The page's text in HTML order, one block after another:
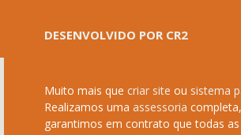
DESENVOLVIDO POR CR2
Muito mais que criar site ou sistema
Realizamos uma assessoria
garantimos em contrato que todas as